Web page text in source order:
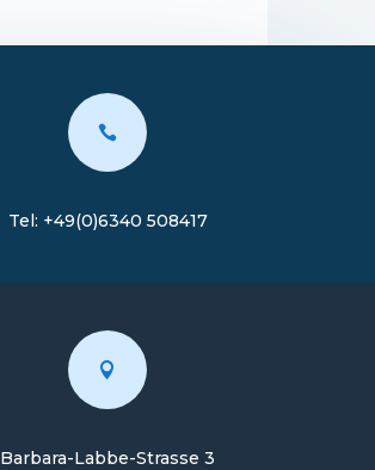

Tel: +49(0)6340 508417

Barbara-Labbe-Strasse 3